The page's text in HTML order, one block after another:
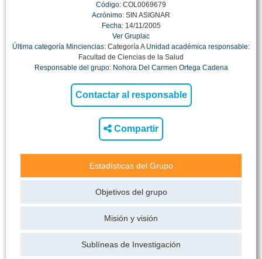
Código: COL0069679
Acrónimo: SIN ASIGNAR
Fecha:14/11/2005
Ver Gruplac
Última categoría Minciencias: Categoría A Unidad académica responsable:
Facultad de Ciencias de la Salud
Responsable del grupo: Nohora Del Carmen Ortega Cadena
Compartir
Estadísticas del Grupo
Objetivos del grupo
Misión y visión
Sublíneas de Investigación